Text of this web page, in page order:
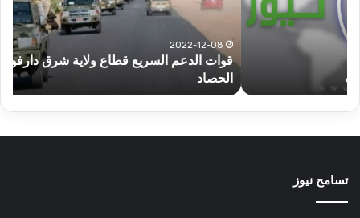
شرق
دارفور
تؤمن
موسم
الحصاد
2022-12-08
قوات الدعم السريع قطاع ولاية شرق دارفور تؤمن موسم
الحصاد
تسامح نيوز